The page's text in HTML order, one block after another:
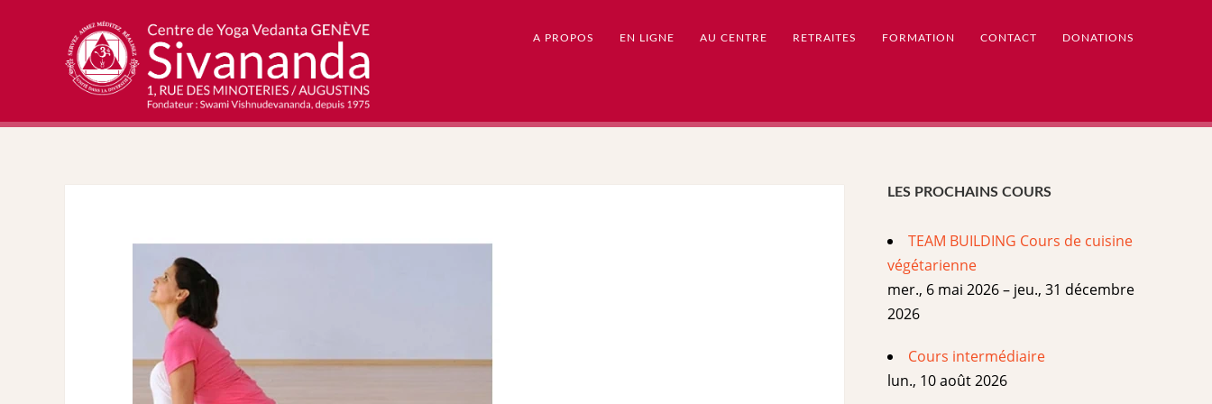
A PROPOS EN LIGNE AU CENTRE RETRAITES FORMATION CONTACT DONATIONS
LES PROCHAINS COURS
TEAM BUILDING Cours de cuisine
végétarienne
mer., 6 mai 2026 – jeu., 31 décembre
2026
Cours intermédiaire
lun., 10 août 2026